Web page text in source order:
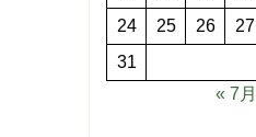
24
25 26 27
31
« 7月